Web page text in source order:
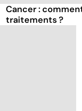
Cancer :
traitements ?